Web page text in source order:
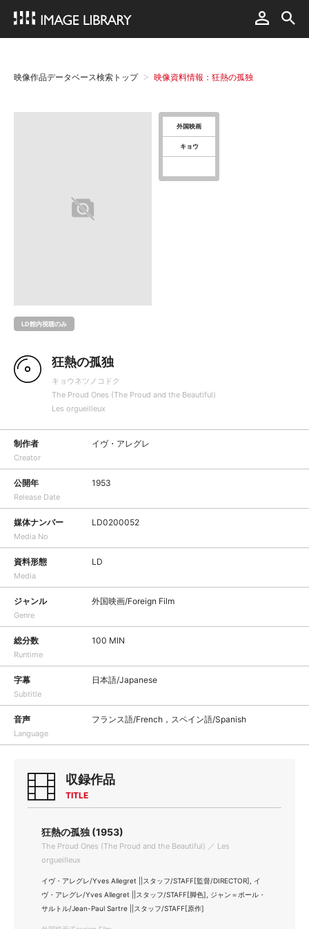
映像作品データベース検索トップ 映像資料情報：狂熱の孤独
LD館内視聴のみ
外国映画
キョウ
狂熱の孤独
キョウネツノコドク
The Proud Ones (The Proud and the Beautiful)
Les orgueilleux
制作者
Creator
イヴ・アレグレ
公開年
Release Date
1953
媒体ナンバー
Media No
LD0200052
資料形態
Media
LD
ジャンル
Genre
外国映画/Foreign Film
総分数
Runtime
100 MIN
字幕
Subtitle
日本語/Japanese
音声
Language
フランス語/French，スペイン語/Spanish
収録作品
TITLE
狂熱の孤独 (1953)
The Proud Ones (The Proud and the Beautiful) ／ Les
orgueilleux
イヴ・アレグレ/Yves Allegret ||スタッフ/STAFF[監督/DIRECTOR], イ
ヴ・アレグレ/Yves Allegret ||スタッフ/STAFF[脚色], ジャン＝ポール・
サルトル/Jean-Paul Sartre ||スタッフ/STAFF[原作]